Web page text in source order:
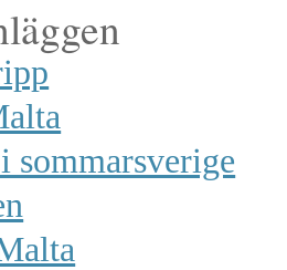
sommarsverige